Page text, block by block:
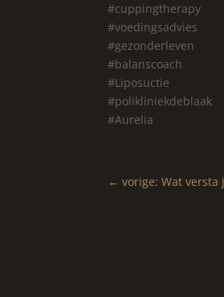
#cuppingtherapy
#voedingsadvies
#gezonderleven
#balanscoach
#Liposuctie
#polikliniekdeblaak
#Aurelia
←vorige: Wat